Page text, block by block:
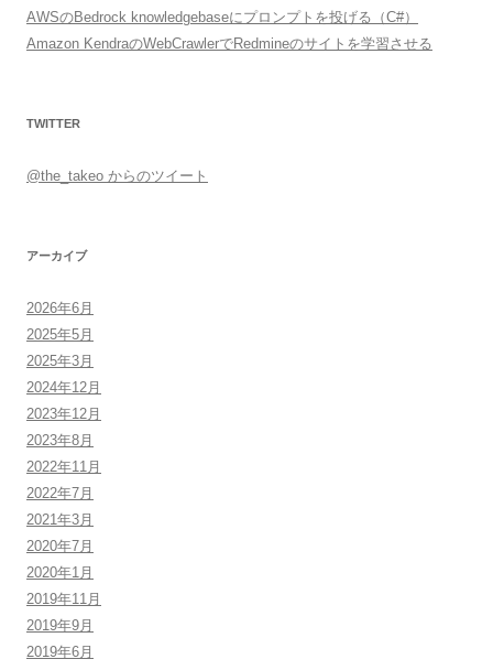
AWSのBedrock knowledgebaseにプロンプトを投げる（C#）
Amazon KendraのWebCrawlerでRedmineのサイトを学習させる
TWITTER
@the_takeo からのツイート
アーカイブ
2026年6月
2025年5月
2025年3月
2024年12月
2023年12月
2023年8月
2022年11月
2022年7月
2021年3月
2020年7月
2020年1月
2019年11月
2019年9月
2019年6月